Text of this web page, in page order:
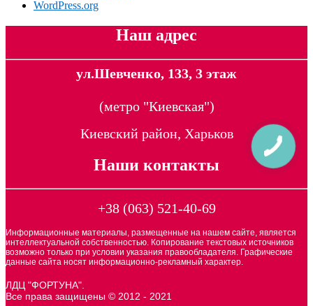
WordPress.org
Наш адрес
ул.Шевченко, 133, 3 этаж
(метро "Киевская")
Киевский район, Харьков
Наши контакты
+38 (063) 521-40-69
Информационные материалы, размещенные на нашем сайте, является
интеллектуальной собственностью. Копирование текстовых источников
возможно только при условии указания правообладателя. Графические
данные сайта носят информационно-рекламный характер.
ЛДЦ "ФОРТУНА".
Все права защищены © 2012 - 2021